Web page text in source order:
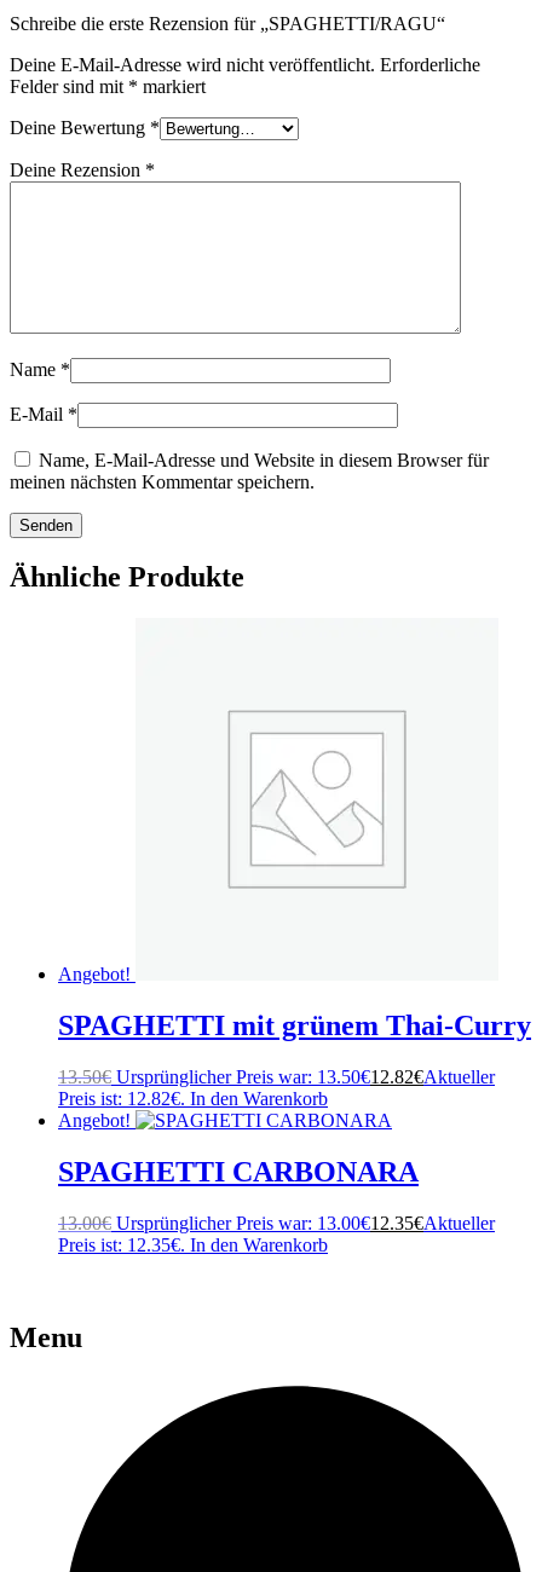
Schreibe die erste Rezension für „SPAGHETTI/RAGU“
Deine E-Mail-Adresse wird nicht veröffentlicht. Erforderliche
Felder sind mit * markiert
Deine Bewertung *
Deine Rezension *
Name *
E-Mail *
Name, E-Mail-Adresse und Website in diesem Browser für
meinen nächsten Kommentar speichern.
Ähnliche Produkte
Angebot!
SPAGHETTI mit grünem Thai-Curry
13.50€ Ursprünglicher Preis war: 13.50€12.82€Aktueller
Preis ist: 12.82€. In den Warenkorb
Angebot!
SPAGHETTI CARBONARA
13.00€ Ursprünglicher Preis war: 13.00€12.35€Aktueller
Preis ist: 12.35€. In den Warenkorb
Menu